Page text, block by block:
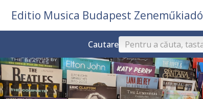
Editio Musica Budapest Zeneműkiadó
Cautare